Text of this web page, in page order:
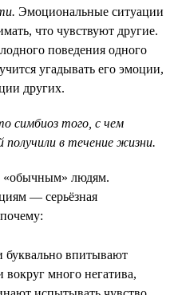
Эмоциональные ситуации
что чувствуют другие.
поведения одного
угадывать его эмоции,
других.
симбиоз того, с чем
в течение жизни.
«обычным» людям.
— серьёзная
впитывают
много негатива,